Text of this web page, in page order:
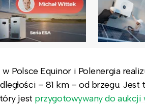
Equinor i Polenergia
– 81 km – od brzegu.
jest przygotowywany do aukcji